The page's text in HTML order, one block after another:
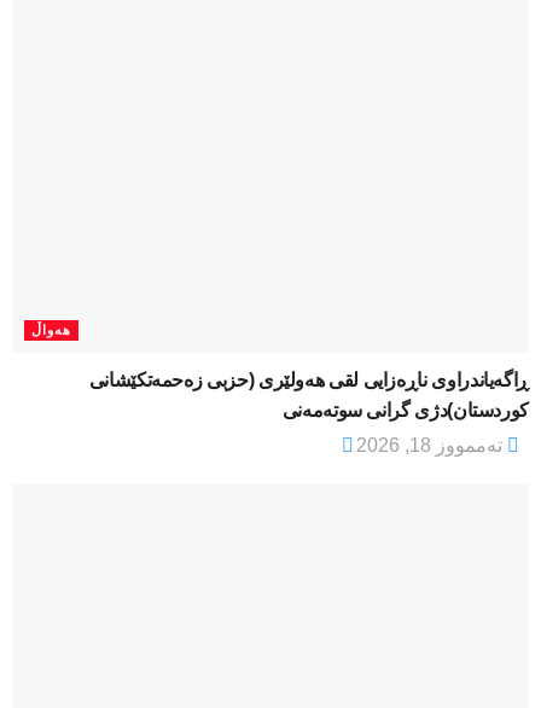
هەواڵ
ڕاگەیاندراوی ناڕەزایی لقی هەولێری (حزبی زەحمەتکێشانی
کوردستان)دژی گرانی سوتەمەنی
تەممووز 18, 2026